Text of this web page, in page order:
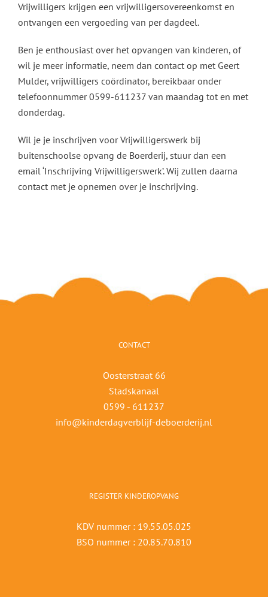
Vrijwilligers krijgen een vrijwilligersovereenkomst en
ontvangen een vergoeding van per dagdeel.
Ben je enthousiast over het opvangen van kinderen, of
wil je meer informatie, neem dan contact op met Geert
Mulder, vrijwilligers coördinator, bereikbaar onder
telefoonnummer 0599-611237 van maandag tot en met
donderdag.
Wil je je inschrijven voor Vrijwilligerswerk bij
buitenschoolse opvang de Boerderij, stuur dan een
email ‘Inschrijving Vrijwilligerswerk’. Wij zullen daarna
contact met je opnemen over je inschrijving.
CONTACT
Oosterstraat 66
Stadskanaal
0599 - 611237
info@kinderdagverblijf-deboerderij.nl
REGISTER KINDEROPVANG
KDV nummer : 19.55.05.025
BSO nummer : 20.85.70.810